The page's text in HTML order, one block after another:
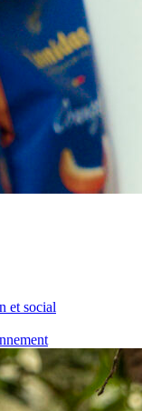
et social